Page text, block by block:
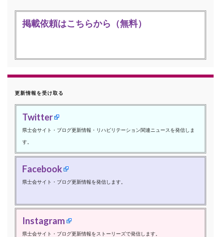
掲載依頼はこちらから（無料）
更新情報を受け取る
Twitter
県士会サイト・ブログ更新情報・リハビリテーション関連ニュースを発信しま
す。
Facebook
県士会サイト・ブログ更新情報を発信します。
Instagram
県士会サイト・ブログ更新情報をストーリーズで発信します。